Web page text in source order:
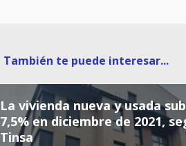
También te puede interesar...
La vivienda nueva y usada
7,5% en diciembre de 2021,
Tinsa